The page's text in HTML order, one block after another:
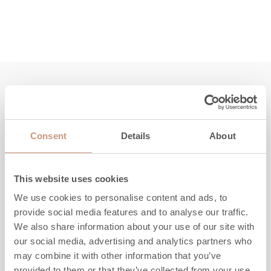
Consent Details About
This website uses cookies
We use cookies to personalise content and ads, to
provide social media features and to analyse our traffic.
We also share information about your use of our site with
our social media, advertising and analytics partners who
may combine it with other information that you’ve
Tutustu myös